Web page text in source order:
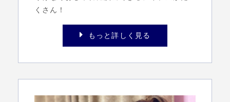
くさん！
もっと詳しく見る